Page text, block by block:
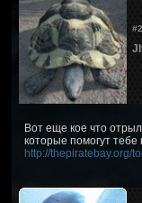
Вот еще кое что
которые помогут тебе
http://thepiratebay.org/